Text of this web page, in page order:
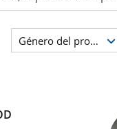
Género del proveedor